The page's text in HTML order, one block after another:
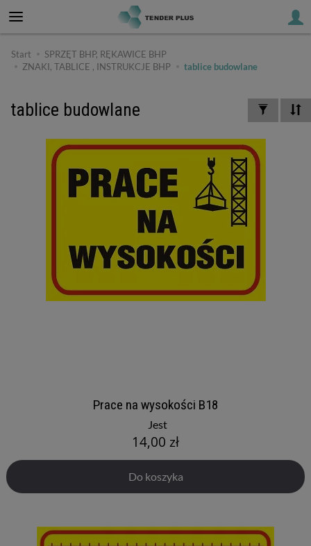
Start
SPRZĘT BHP, RĘKAWICE BHP
ZNAKI, TABLICE , INSTRUKCJE BHP
tablice budowlane
tablice budowlane
Prace na wysokości B18
Jest
14,00 zł
Do koszyka